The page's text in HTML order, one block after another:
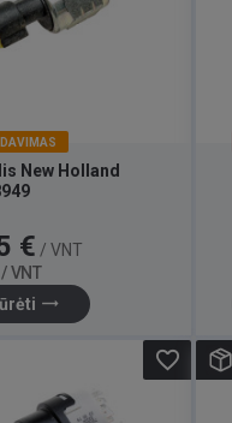
New Holland
€ / VNT
VNT
trending_flat
favorite_border